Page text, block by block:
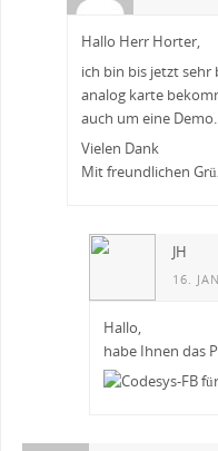
Hallo Herr Horter,
ich bin bis jetzt sehr
analog karte
auch um eine Demo.
Vielen Dank
Mit freundlichen
JH
16.
Hallo,
habe Ihnen das